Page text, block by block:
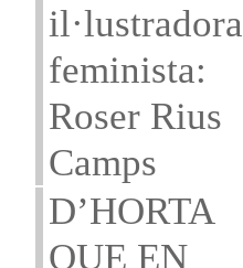
il·lustradora
feminista:
Roser Rius
Camps
D’HORTA
QUE EN